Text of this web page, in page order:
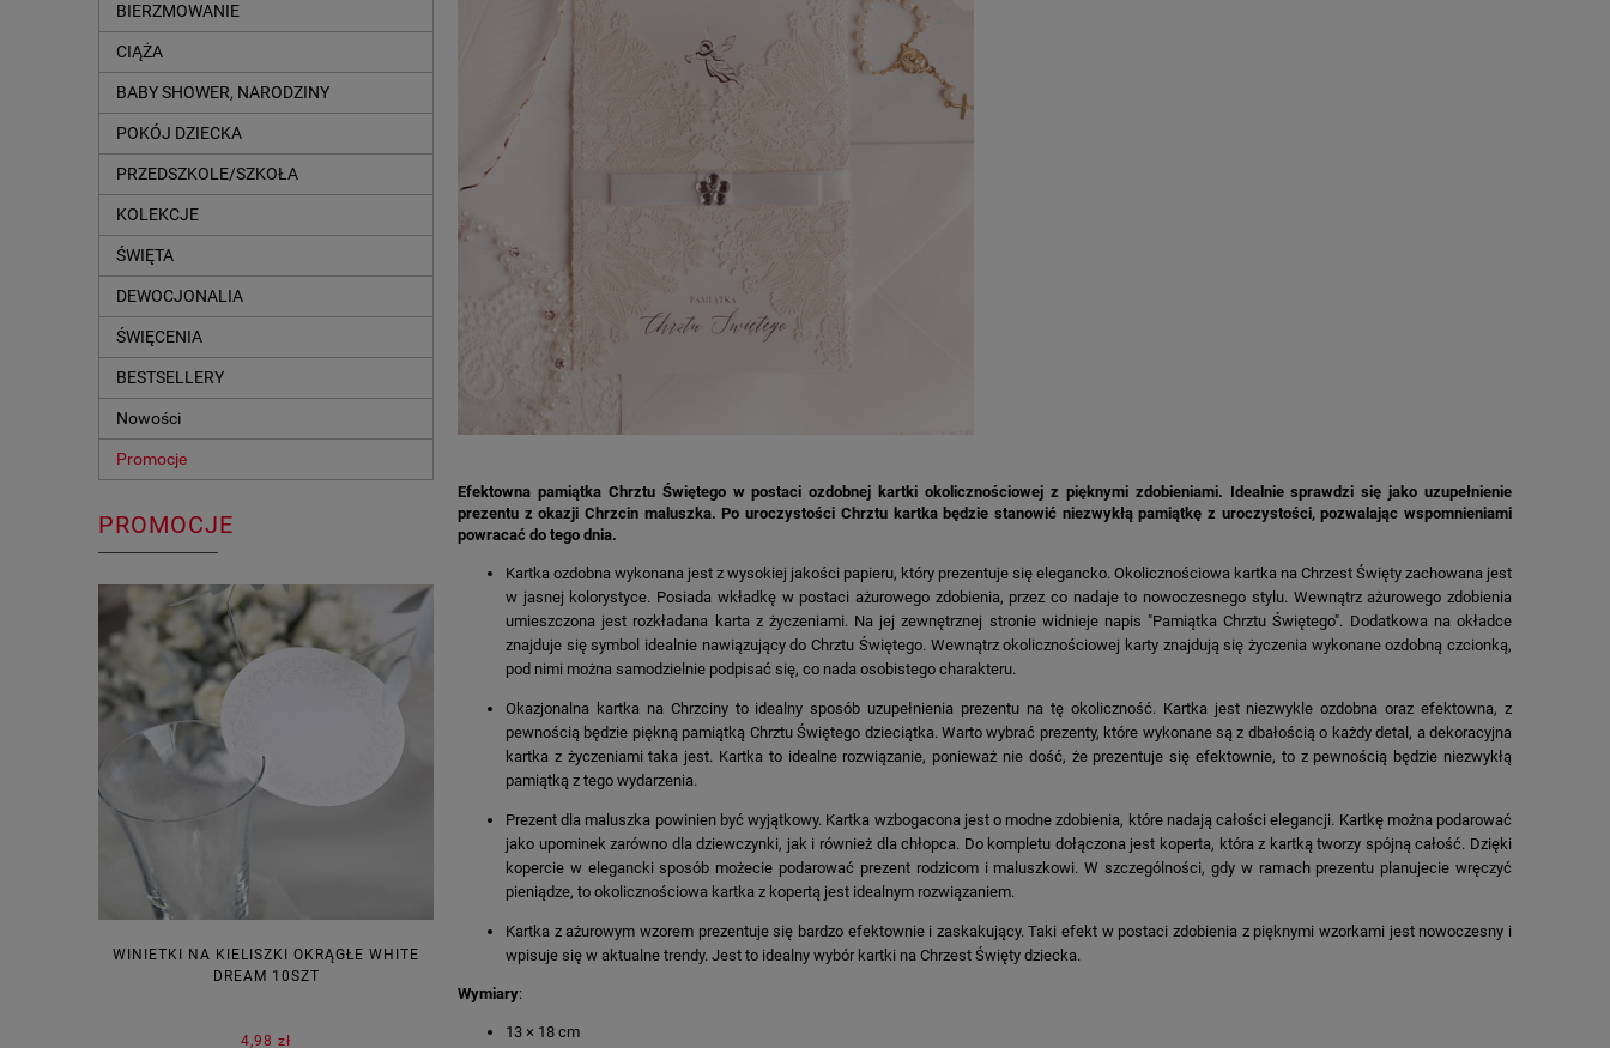
BIERZMOWANIE
CIĄŻA
BABY SHOWER, NARODZINY
POKÓJ DZIECKA
PRZEDSZKOLE/SZKOŁA
KOLEKCJE
ŚWIĘTA
DEWOCJONALIA
ŚWIĘCENIA
BESTSELLERY
Nowości
Promocje
PROMOCJE
WINIETKI NA KIELISZKI OKRĄGŁE WHITE
DREAM 10SZT
4,98 zł
PUDEŁECZKA PODZIĘKOWANIE ZŁOTA
6,98 zł
GIRLANDA BIAŁE PIÓRKA ZE ZŁOTEM
Efektowna pamiątka Chrztu Świętego w postaci ozdobnej kartki okolicznościowej z pięknymi zdobieniami. Idealnie sprawdzi się jako uzupełnienie
prezentu z okazji Chrzcin maluszka. Po uroczystości Chrztu kartka będzie stanowić niezwykłą pamiątkę z uroczystości, pozwalając wspomnieniami
powracać do tego dnia.
Kartka ozdobna wykonana jest z wysokiej jakości papieru, który prezentuje się elegancko. Okolicznościowa kartka na Chrzest Święty zachowana jest
w jasnej kolorystyce. Posiada wkładkę w postaci ażurowego zdobienia, przez co nadaje to nowoczesnego stylu. Wewnątrz ażurowego zdobienia
umieszczona jest rozkładana karta z życzeniami. Na jej zewnętrznej stronie widnieje napis "Pamiątka Chrztu Świętego". Dodatkowa na okładce
znajduje się symbol idealnie nawiązujący do Chrztu Świętego. Wewnątrz okolicznościowej karty znajdują się życzenia wykonane ozdobną czcionką,
pod nimi można samodzielnie podpisać się, co nada osobistego charakteru.
Okazjonalna kartka na Chrzciny to idealny sposób uzupełnienia prezentu na tę okoliczność. Kartka jest niezwykle ozdobna oraz efektowna, z
pewnością będzie piękną pamiątką Chrztu Świętego dzieciątka. Warto wybrać prezenty, które wykonane są z dbałością o każdy detal, a dekoracyjna
kartka z życzeniami taka jest. Kartka to idealne rozwiązanie, ponieważ nie dość, że prezentuje się efektownie, to z pewnością będzie niezwykłą
pamiątką z tego wydarzenia.
Prezent dla maluszka powinien być wyjątkowy. Kartka wzbogacona jest o modne zdobienia, które nadają całości elegancji. Kartkę można podarować
jako upominek zarówno dla dziewczynki, jak i również dla chłopca. Do kompletu dołączona jest koperta, która z kartką tworzy spójną całość. Dzięki
kopercie w elegancki sposób możecie podarować prezent rodzicom i maluszkowi. W szczególności, gdy w ramach prezentu planujecie wręczyć
pieniądze, to okolicznościowa kartka z kopertą jest idealnym rozwiązaniem.
Kartka z ażurowym wzorem prezentuje się bardzo efektownie i zaskakujący. Taki efekt w postaci zdobienia z pięknymi wzorkami jest nowoczesny i
wpisuje się w aktualne trendy. Jest to idealny wybór kartki na Chrzest Święty dziecka.
Wymiary:
13 × 18 cm